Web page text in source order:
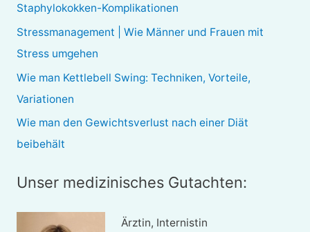
Staphylokokken-Komplikationen
Stressmanagement | Wie Männer und Frauen mit
Stress umgehen
Wie man Kettlebell Swing: Techniken, Vorteile,
Variationen
Wie man den Gewichtsverlust nach einer Diät
beibehält
Unser medizinisches Gutachten:
Ärztin, Internistin